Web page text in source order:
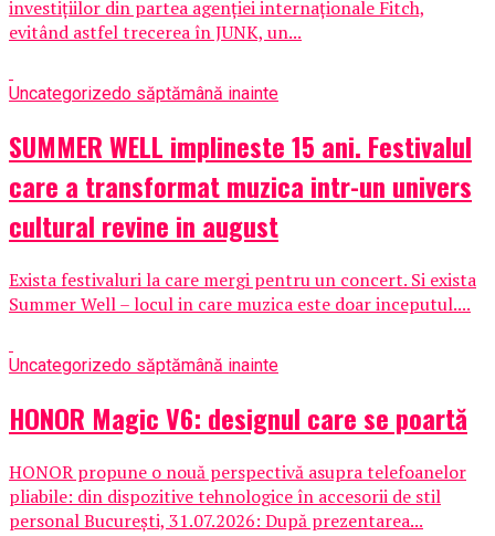
investițiilor din partea agenției internaționale Fitch,
evitând astfel trecerea în JUNK, un...
Uncategorizedo săptămână inainte
SUMMER WELL implineste 15 ani. Festivalul
care a transformat muzica intr-un univers
cultural revine in august
Exista festivaluri la care mergi pentru un concert. Si exista
Summer Well – locul in care muzica este doar inceputul....
Uncategorizedo săptămână inainte
HONOR Magic V6: designul care se poartă
HONOR propune o nouă perspectivă asupra telefoanelor
pliabile: din dispozitive tehnologice în accesorii de stil
personal București, 31.07.2026: După prezentarea...